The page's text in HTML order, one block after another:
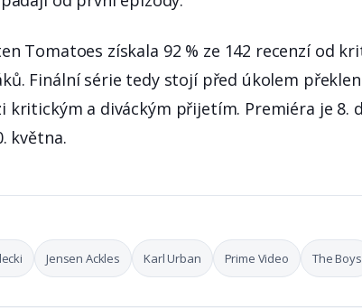
Tomatoes získala 92 % ze 142 recenzí od
Finální série tedy stojí před úkolem
kritickým a diváckým přijetím. Premiéra je 8.
května.
Jensen Ackles Karl Urban Prime Video The Boys